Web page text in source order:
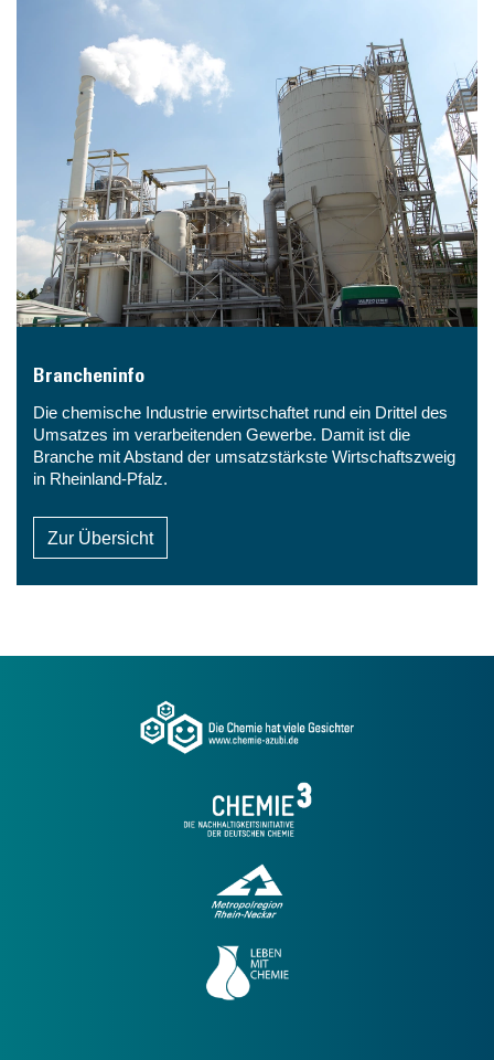
Brancheninfo
Die chemische Industrie erwirtschaftet rund ein Drittel des
Umsatzes im verarbeitenden Gewerbe. Damit ist die
Branche mit Abstand der umsatzstärkste Wirtschaftszweig
in Rheinland-Pfalz.
Zur Übersicht